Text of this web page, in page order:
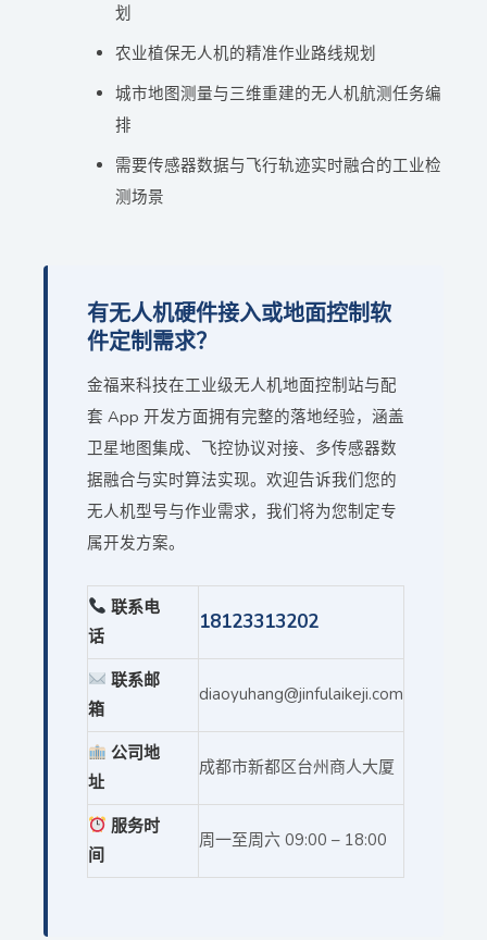
划
农业植保无人机的精准作业路线规划
城市地图测量与三维重建的无人机航测任务编
排
需要传感器数据与飞行轨迹实时融合的工业检
测场景
有无人机硬件接入或地面控制软
件定制需求？
金福来科技在工业级无人机地面控制站与配
套 App 开发方面拥有完整的落地经验，涵盖
卫星地图集成、飞控协议对接、多传感器数
据融合与实时算法实现。欢迎告诉我们您的
无人机型号与作业需求，我们将为您制定专
属开发方案。
联系电
话
18123313202
联系邮
箱
diaoyuhang@jinfulaikeji.com
公司地
址
成都市新都区台州商人大厦
服务时
间
周一至周六 09:00 – 18:00